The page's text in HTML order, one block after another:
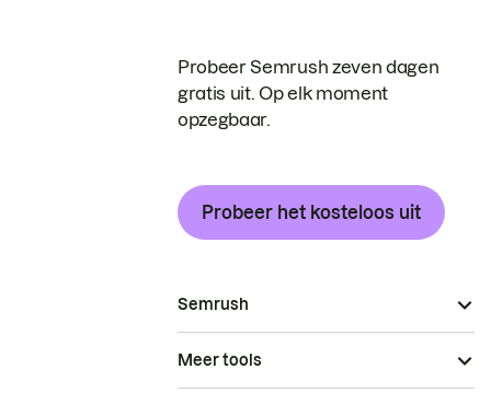
Probeer Semrush zeven dagen
gratis uit. Op elk moment
opzegbaar.
Probeer het kosteloos uit
Semrush
Meer tools